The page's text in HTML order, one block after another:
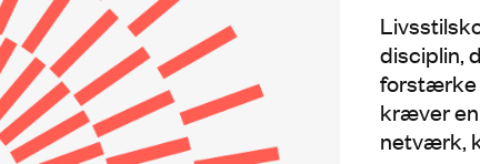
disciplin,
forstærke
kræver
netværk,